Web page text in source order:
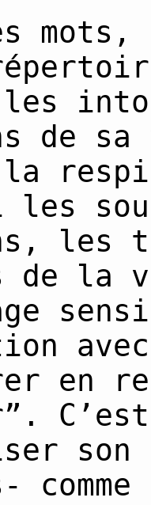
mots,
de
les
les
de la
en
son